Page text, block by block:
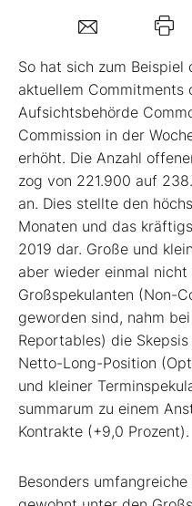
Kontakt
So hat sich zum Beispiel
aktuellem Commitments
Aufsichtsbehörde
Commission in der
erhöht. Die Anzahl
zog von 221.900 auf
an. Dies stellte den
Monaten und das
2019 dar. Große und
aber wieder einmal nicht
Großspekulanten (Non-
geworden sind, nahm
Reportables) die
Netto-Long-Position
und kleiner
summarum zu einem
Kontrakte (+9,0 Prozent).
Besonders